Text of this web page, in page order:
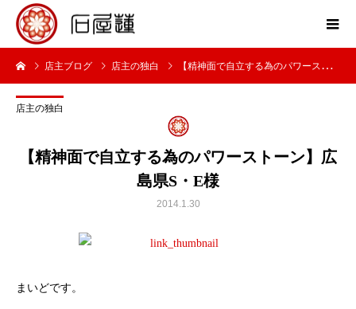
店主ブログ 店主の独白 【精神面で自立する為のパワーストーン】広島県S・E様
店主の独白
【精神面で自立する為のパワーストーン】広
島県S・E様
2014.1.30
まいどです。